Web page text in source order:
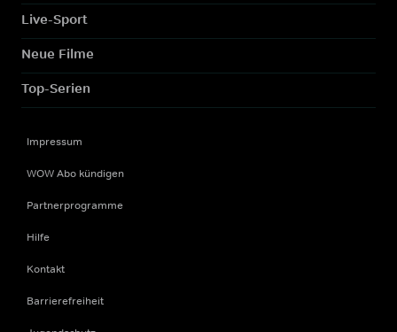
Live-Sport
Neue Filme
Top-Serien
Impressum
WOW Abo kündigen
Partnerprogramme
Hilfe
Kontakt
Barrierefreiheit